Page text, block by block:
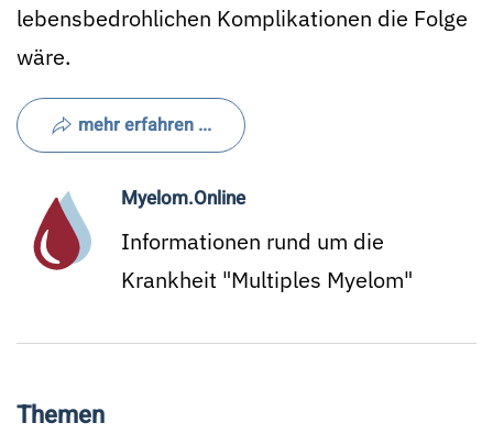
lebensbedrohlichen Komplikationen die Folge
wäre.
mehr erfahren ...
Myelom.Online
Informationen rund um die
Krankheit "Multiples Myelom"
Themen